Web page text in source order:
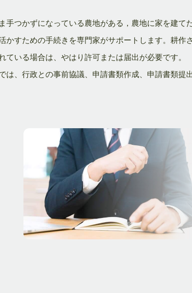
手つかずになっている農地がある，農地に家を建
かすための手続きを専門家がサポートします。耕
ている場合は、やはり許可または届出が必要です。
は、行政との事前協議、申請書類作成、申請書類提